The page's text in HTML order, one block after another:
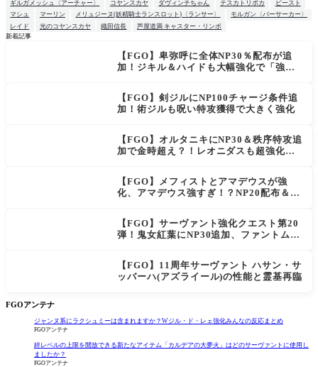
ギルガメッシュ〈アーチャー〉 コヤンスカヤ ダヴィンチちゃん テスカトリポカ
ビースト
マシュ
マーリン メリュジーヌ(妖精騎士ランスロット)〈ランサー〉
モルガン〈バーサーカー〉
レイド
光のコヤンスカヤ 織田信長
芦屋道満 キャスター・リンボ
新着記事
【FGO】卑弥呼に全体NP30％配布が追
加！ジキル＆ハイドも大幅強化で「強す
【FGO】剣ジルにNP100チャージ条件追
加！術ジルも呪い特攻獲得で大きく強化
【FGO】オルタニキにNP30＆秩序特攻追
加で金時超え？！レオニダスも超強化で
【FGO】メフィストとアマデウスが強
化、アマデウス強すぎ！？NP20配布＆Ar
【FGO】サーヴァント強化クエスト第20
弾！鬼女紅葉にNP30追加、ファントムも
【FGO】11周年サーヴァント ハサン・サ
ッバーハ(アズライール)の性能と霊基再臨
FGOアンテナ
ジャンヌ系にラクシュミーは含まれますか？Wジル・ド・レェ強化みんなの反応まとめ
FGOアンテナ
絆レベルの上限を開放できる新たなアイテム「カルデアの大夢火」はどのサーヴァントに使用し
ましたか？
FGOアンテナ